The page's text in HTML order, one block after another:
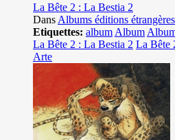
La Bête 2 : La Bestia 2
Dans Albums éditions étrangères
Etiquettes: album Album
La Bête 2 : La Bestia 2 La Bête
Arte